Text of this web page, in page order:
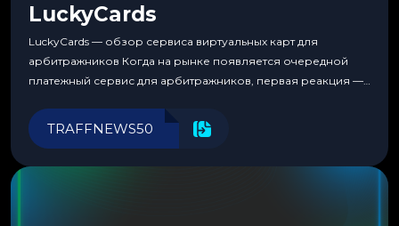
LuckyCards
LuckyCards — обзор сервиса виртуальных карт для
арбитражников Когда на рынке появляется очередной
платежный сервис для арбитражников, первая реакция —
перестаешь воспринимать всерьез любой новый продукт,
пока тот не докажет обратное делом. LuckyCards — история
TRAFFNEWS50